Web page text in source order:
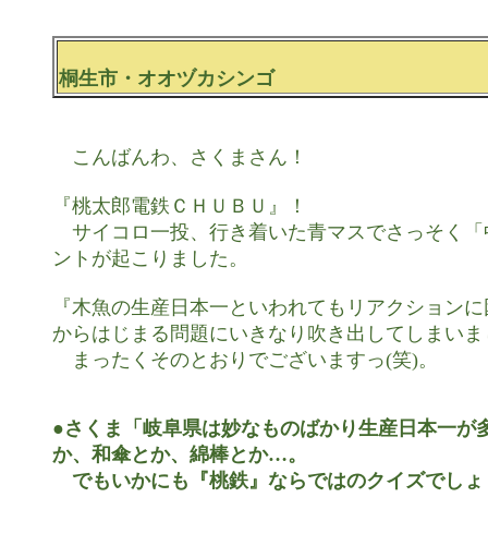
桐生市・オオヅカシンゴ
こんばんわ、さくまさん！
『桃太郎電鉄ＣＨＵＢＵ』！
サイコロ一投、行き着いた青マスでさっそく
ントが起こりました。
『木魚の生産日本一といわれてもリアクション
からはじまる問題にいきなり吹き出してしまい
まったくそのとおりでございますっ(笑)。
●さくま「岐阜県は妙なものばかり生産日本一が
か、和傘とか、綿棒とか…。
でもいかにも『桃鉄』ならではのクイズでしょ